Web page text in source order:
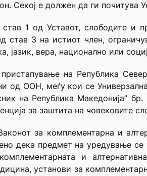
Секој е должен да ги почитува
1 од Уставот, слободите и
став 3 на истиот член,
јазик, вера, национално или
на Република
од ООН, меѓу кои се
на Република Македонија”
за заштита на човековите
за комплементарна и
дека предмет на уредување
и
установи за